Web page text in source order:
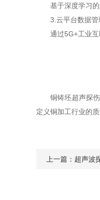
基于深度学习的超
3.云平台数据管
通过5G+工业互联
铜铸坯超声探伤
定义铜加工行业的质
上一篇： 超声波